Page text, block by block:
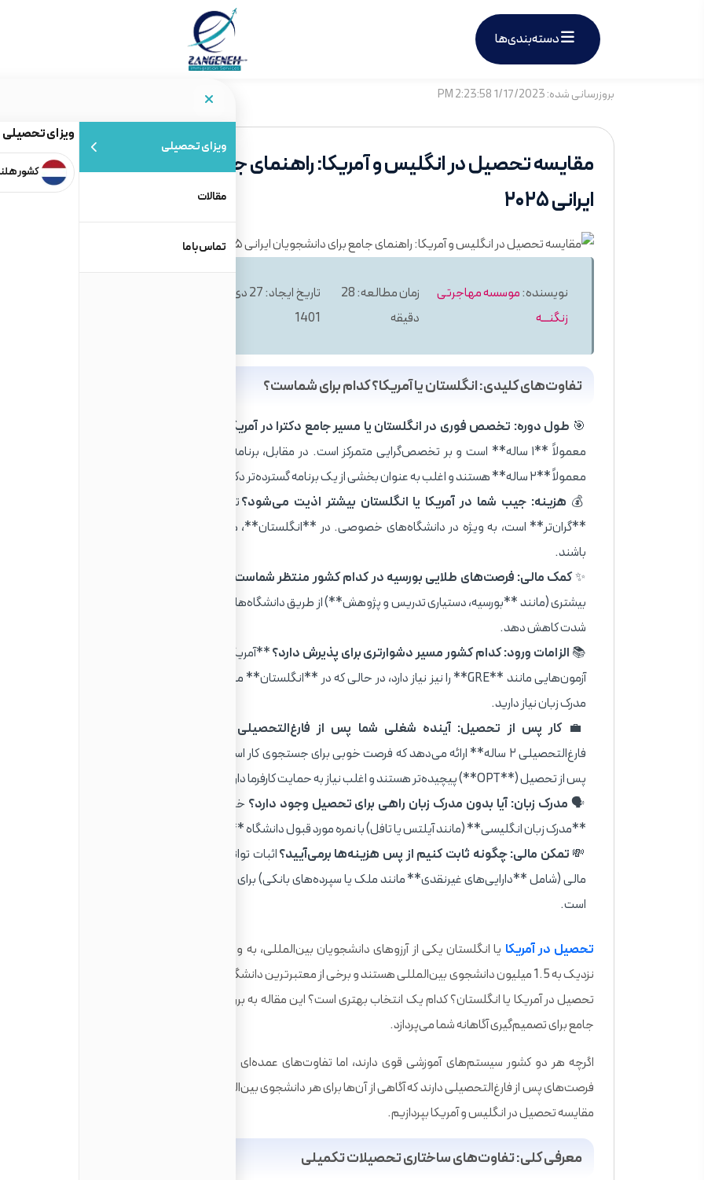
دسته‌بندی‌ها
ویزای تحصیلی
مقالات
تماس با ما
ویزای تحصیلی
کشور
بروزرسانی شده: 1/17/2023 2:23:58 PM
مقایسه تحصیل در انگلیس و آمریکا: راهنمای جامع برای دانشجویان
ایرانی ۲۰۲۵
نویسنده:موسسه مهاجرتی
زنگنـــه
زمان مطالعه: 28
دقیقه
تاریخ ایجاد: 27 دی
1401
تفاوت‌های کلیدی: انگلستان یا آمریکا؟ کدام برای شماست؟
🎯 طول دوره: تخصص فوری در انگلستان یا مسیر جامع دکترا در آمریکا؟
معمولاً **۱ ساله** است و بر تخصص‌گرایی متمرکز است. در مقابل، برنامه‌های کارشناسی ارشد در **آمریکا**
معمولاً **۲ ساله** هستند و اغلب به عنوان بخشی از یک برنامه گسترده‌تر دکترا طراحی شده‌اند.
💰 هزینه: جیب شما در آمریکا یا انگلستان بیشتر اذیت می‌شود؟تحصیل در **آمریکا** به طور کلی
**گران‌تر** است، به ویژه در دانشگاه‌های خصوصی. در **انگلستان**، هزینه‌ها ممکن است کمی متعادل‌تر
باشند.
✨کمک مالی: فرصت‌های طلایی بورسیه در کدام کشور منتظر شماست؟
بیشتری (مانند **بورسیه، دستیاری تدریس و پژوهش**) از طریق دانشگاه‌ها ارائه می‌دهد که می‌تواند بار مالی را به
شدت کاهش دهد.
📚 الزامات ورود: کدام کشور مسیر دشوارتری برای پذیرش دارد؟**آمریکا** علاوه بر مدرک لیسانس، معمولاً
آزمون‌هایی مانند **GRE** را نیز نیاز دارد، در حالی که در **انگلستان** معمولاً فقط به مدرک لیسانس خوب و
مدرک زبان نیاز دارید.
💼کار پس از تحصیل: آینده شغلی شما پس از فارغ‌التحصیلی کجاست؟
فارغ‌التحصیلی ۲ ساله** ارائه می‌دهد که فرصت خوبی برای جستجوی کار است. در **آمریکا**، مسیرهای شغلی
پس از تحصیل (**OPT**) پیچیده‌تر هستند و اغلب نیاز به حمایت کارفرما دارند.
🗣️ مدرک زبان: آیا بدون مدرک زبان راهی برای تحصیل وجود دارد؟ خیر، برای تحصیل در هر دو کشور، ارائه
**مدرک زبان انگلیسی** (مانند آیلتس یا تافل) با نمره مورد قبول دانشگاه **الزامی** است.
💸 تمکن مالی: چگونه ثابت کنیم از پس هزینه‌ها برمی‌آیید؟اثبات توانایی پوشش هزینه‌ها از طریق مدارک
مالی (شامل **دارایی‌های غیرنقدی** مانند ملک یا سپرده‌های بانکی) برای اخذ ویزا در هر دو کشور **ضروری**
است.
تحصیل در آمریکا یا انگلستان یکی از آرزوهای دانشجویان بین‌المللی، به ویژه ایرانیان است. این دو کشور میزبان
نزدیک به 1.5 میلیون دانشجوی بین‌المللی هستند و برخی از معتبرترین دانشگاه‌های جهان را در خود جای داده‌اند. اما
تحصیل در آمریکا یا انگلستان؟ کدام یک انتخاب بهتری است؟ این مقاله به بررسی تفاوت‌های کلیدی و ارائه راهنمایی
جامع برای تصمیم‌گیری آگاهانه شما می‌پردازد.
اگرچه هر دو کشور سیستم‌های آموزشی قوی دارند، اما تفاوت‌های عمده‌ای در ساختار، هزینه‌ها، شرایط پذیرش و
فرصت‌های پس از فارغ‌التحصیلی دارند که آگاهی از آن‌ها برای هر دانشجوی بین‌المللی ضروری است. بیایید با جزئیات به
مقایسه تحصیل در انگلیس و آمریکا بپردازیم.
معرفی کلی: تفاوت‌های ساختاری تحصیلات تکمیلی